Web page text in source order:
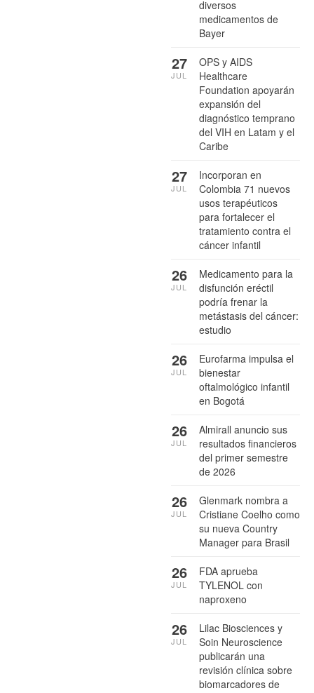
diversos
medicamentos de
Bayer
OPS y AIDS
Healthcare
Foundation apoyarán
expansión del
diagnóstico temprano
del VIH en Latam y el
Caribe
27
JUL
Incorporan en
Colombia 71 nuevos
usos terapéuticos
para fortalecer el
tratamiento contra el
cáncer infantil
27
JUL
Medicamento para la
disfunción eréctil
podría frenar la
metástasis del cáncer:
estudio
26
JUL
Eurofarma impulsa el
bienestar
oftalmológico infantil
en Bogotá
26
JUL
Almirall anuncio sus
resultados financieros
del primer semestre
de 2026
26
JUL
Glenmark nombra a
Cristiane Coelho como
su nueva Country
Manager para Brasil
26
JUL
FDA aprueba
TYLENOL con
naproxeno
26
JUL
Lilac Biosciences y
Soin Neuroscience
publicarán una
revisión clínica sobre
biomarcadores de
26
JUL